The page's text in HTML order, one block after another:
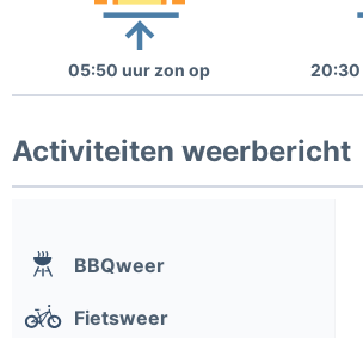
05:50 uur zon op 20:30
Activiteiten weerbericht
BBQweer
Fietsweer